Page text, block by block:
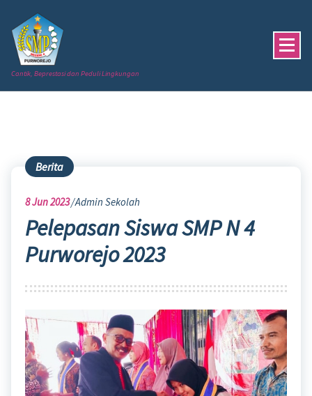
content
Cantik, Beprestasi dan Peduli Lingkungan
Berita
8Jun 2023 Admin Sekolah
Pelepasan Siswa SMP N 4
Purworejo 2023